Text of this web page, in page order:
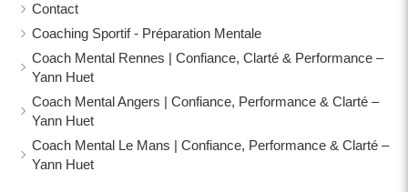
Contact
Coaching Sportif - Préparation Mentale
Coach Mental Rennes | Confiance, Clarté & Performance –
Yann Huet
Coach Mental Angers | Confiance, Performance & Clarté –
Yann Huet
Coach Mental Le Mans | Confiance, Performance & Clarté –
Yann Huet